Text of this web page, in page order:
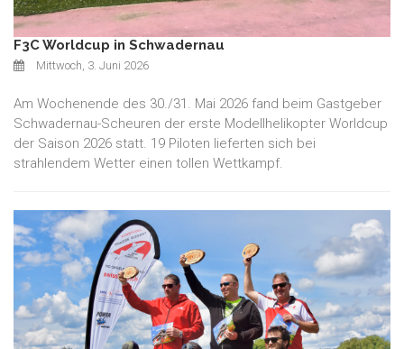
F3C Worldcup in Schwadernau
Mittwoch, 3. Juni 2026
Am Wochenende des 30./31. Mai 2026 fand beim Gastgeber
Schwadernau-Scheuren der erste Modellhelikopter Worldcup
der Saison 2026 statt. 19 Piloten lieferten sich bei
strahlendem Wetter einen tollen Wettkampf.